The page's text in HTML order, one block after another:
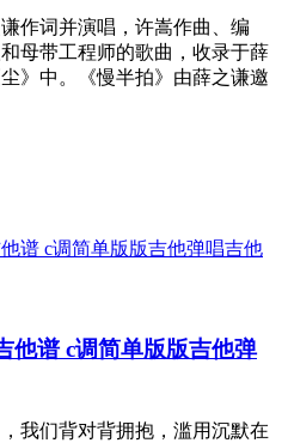
作词并演唱，许嵩作曲、编
母带工程师的歌曲，收录于薛
》中。《慢半拍》由薛之谦邀
他谱 c调简单版版吉他弹
我们背对背拥抱，滥用沉默在